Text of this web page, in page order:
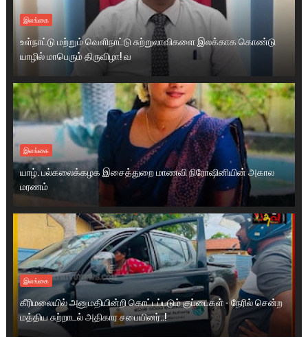
இலங்கை
உள்நாட்டு மற்றும் வெளிநாட்டு சுற்றுலாவிகளை இலக்காக கொண்டு
யாழில் மாபெரும் திருவிழா! வ
இலங்கை
யாழ். பல்கலைக்கழக இசைத்துறை மாணவி நிரோஷினியின் அகால
மரணம்
இலங்கை
கீரிமலையில் அனுமதியின்றி கொட்டப்படும் குப்பைகள் - நேரில் சென்ற
மத்திய சுற்றாடல் அதிகார சபையினர்..!